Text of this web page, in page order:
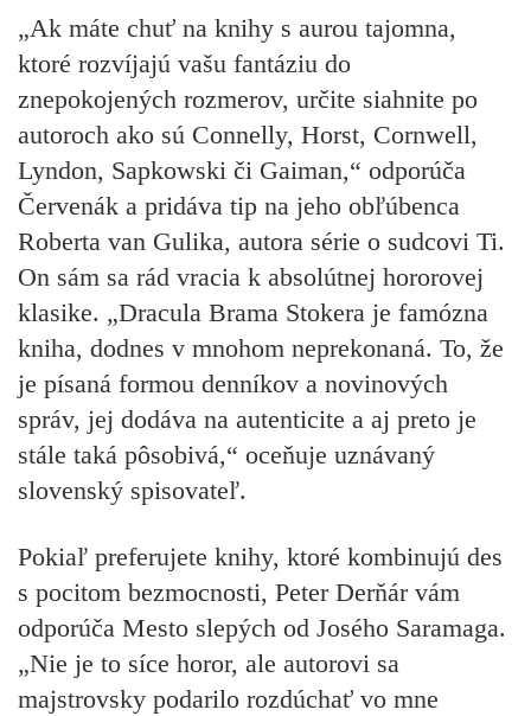
„Ak máte chuť na knihy s aurou tajomna,
ktoré rozvíjajú vašu fantáziu do
znepokojených rozmerov, určite siahnite po
autoroch ako sú Connelly, Horst, Cornwell,
Lyndon, Sapkowski či Gaiman,“ odporúča
Červenák a pridáva tip na jeho obľúbenca
Roberta van Gulika, autora série o sudcovi Ti.
On sám sa rád vracia k absolútnej hororovej
klasike. „Dracula Brama Stokera je famózna
kniha, dodnes v mnohom neprekonaná. To, že
je písaná formou denníkov a novinových
správ, jej dodáva na autenticite a aj preto je
stále taká pôsobivá,“ oceňuje uznávaný
slovenský spisovateľ.
Pokiaľ preferujete knihy, ktoré kombinujú des
s pocitom bezmocnosti, Peter Derňárvám
odporúča Mesto slepých od Josého Saramaga.
„Nie je to síce horor, ale autorovi sa
majstrovsky podarilo rozdúchať vo mne